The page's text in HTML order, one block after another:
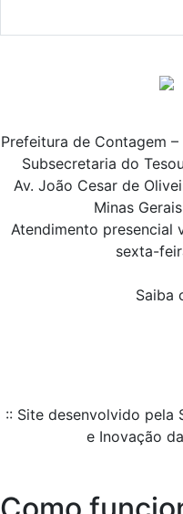
Prefeitura de Contagem
Subsecretaria do
Av. João Cesar de
Minas
Atendimento presencial
sexta-
Saiba
:: Site desenvolvido pela
e Inovação